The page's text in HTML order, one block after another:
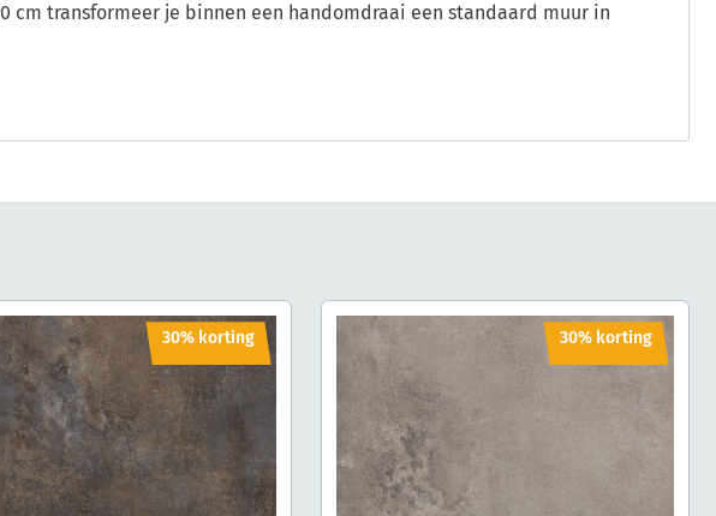
cm transformeer je binnen een handomdraai een standaard muur in
30% korting 30% korting